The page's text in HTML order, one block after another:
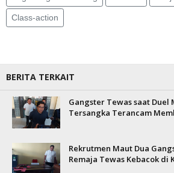
Class-action
BERITA TERKAIT
Gangster Tewas saat Duel
Tersangka Terancam
Rekrutmen Maut Dua
Remaja Tewas Kebacok di